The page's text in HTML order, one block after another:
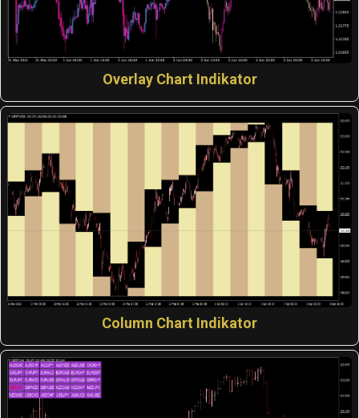
Overlay Chart Indikator
Column Chart Indikator